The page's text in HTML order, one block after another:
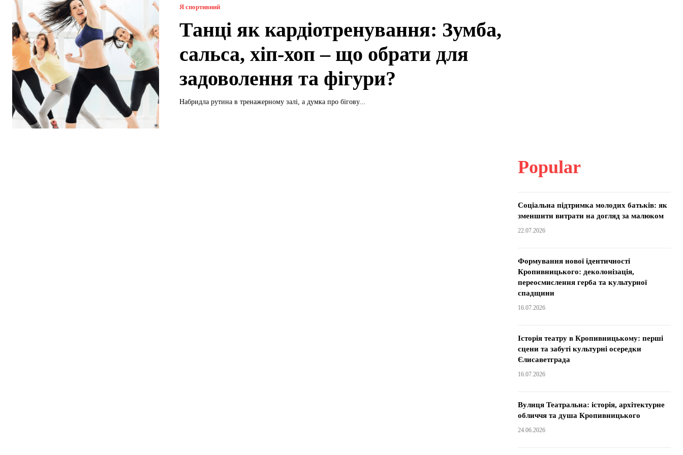
Я спортивний
Танці як кардіотренування: Зумба,
сальса, хіп-хоп – що обрати для
задоволення та фігури?
Набридла рутина в тренажерному залі, а думка про бігову...
Popular
Соціальна підтримка молодих батьків: як
зменшити витрати на догляд за малюком
22.07.2026
Формування нової ідентичності
Кропивницького: деколонізація,
переосмислення герба та культурної
спадщини
16.07.2026
Історія театру в Кропивницькому: перші
сцени та забуті культурні осередки
Єлисаветграда
16.07.2026
Вулиця Театральна: історія, архітектурне
обличчя та душа Кропивницького
24.06.2026